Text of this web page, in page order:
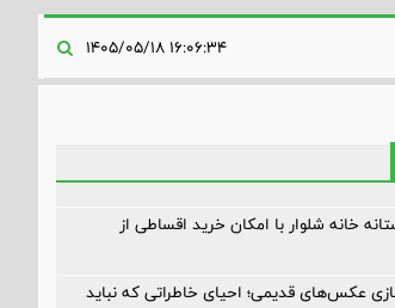
خانه شلوار با امکان خرید اقساطی از
عکس‌های قدیمی؛ احیای خاطراتی که نباید